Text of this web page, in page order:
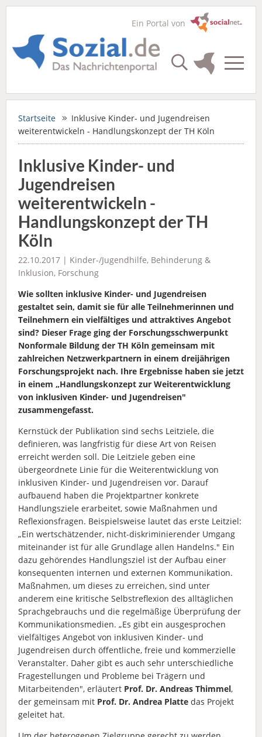
Ein Portal von
Startseite
Inklusive Kinder- und Jugendreisen
weiterentwickeln - Handlungskonzept der TH Köln
Inklusive Kinder- und
Jugendreisen
weiterentwickeln -
Handlungskonzept der TH
Köln
22.10.2017 | Kinder-/Jugendhilfe, Behinderung &
Inklusion, Forschung
Wie sollten inklusive Kinder- und Jugendreisen
gestaltet sein, damit sie für alle Teilnehmerinnen und
Teilnehmern ein vielfältiges und attraktives Angebot
sind? Dieser Frage ging der Forschungsschwerpunkt
Nonformale Bildung der TH Köln gemeinsam mit
zahlreichen Netzwerkpartnern in einem dreijährigen
Forschungsprojekt nach. Ihre Ergebnisse haben sie jetzt
in einem „Handlungskonzept zur Weiterentwicklung
von inklusiven Kinder- und Jugendreisen"
zusammengefasst.
Kernstück der Publikation sind sechs Leitziele, die
definieren, was langfristig für diese Art von Reisen
erreicht werden soll. Die Leitziele geben eine
übergeordnete Linie für die Weiterentwicklung von
inklusiven Kinder- und Jugendreisen vor. Darauf
aufbauend haben die Projektpartner konkrete
Handlungsziele erarbeitet, sowie Maßnahmen und
Reflexionsfragen. Beispielsweise lautet das erste Leitziel:
„Ein wertschätzender, nicht-diskriminierender Umgang
miteinander ist für alle Grundlage allen Handelns." Ein
dazu gehörendes Handlungsziel ist der Aufbau einer
konsequenten internen und externen Kommunikation.
Maßnahmen, um dieses zu erreichen, sind unter
anderem eine kritische Selbstreflexion des alltäglichen
Sprachgebrauchs und die regelmäßige Überprüfung der
Kommunikationsmedien. „Es gibt ein ausgesprochen
vielfältiges Angebot von inklusiven Kinder- und
Jugendreisen durch öffentliche, freie und kommerzielle
Veranstalter. Daher gibt es auch sehr unterschiedliche
Fragestellungen und Probleme bei Trägern und
Mitarbeitenden", erläutert Prof. Dr. Andreas Thimmel,
der gemeinsam mit Prof. Dr. Andrea Platte das Projekt
geleitet hat.